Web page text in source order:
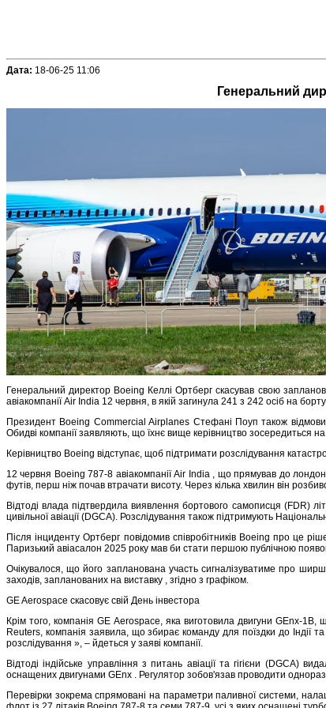
Дата: 18-06-25 11:06
Генеральний
Генеральний директор Boeing Келлі Ортберг скасував свою
авіакомпанії Air India 12 червня, в якій загинула 241 з 242 осіб на
Президент Boeing Commercial Airplanes Стефані Поуп також
Обидві компанії заявляють, що їхнє вище керівництво зосередиться на
Керівництво Boeing відступає, щоб підтримати розслідування
12 червня Boeing 787-8 авіакомпанії Air India , що прямував до
футів, перш ніж почав втрачати висоту. Через кілька хвилин він
Відтоді влада підтвердила виявлення бортового самописця (FDR)
цивільної авіації (DGCA). Розслідування також підтримують
Після інциденту Ортберг повідомив співробітників Boeing про це
Паризький авіасалон 2025 року мав би стати першою публічною
Очікувалося, що його запланована участь сигналізуватиме про
заходів, запланованих на виставку , згідно з графіком.
GE Aerospace скасовує свій День інвестора
Крім того, компанія GE Aerospace, яка виготовила двигуни GEnx-
Reuters, компанія заявила, що збирає команду для поїздки до Індії
розслідування », – йдеться у заяві компанії.
Відтоді індійське управління з питань авіації та гігієни (DGCA)
оснащених двигунами GEnx . Регулятор зобов'язав проводити
Перевірки зокрема спрямовані на параметри паливної системи,